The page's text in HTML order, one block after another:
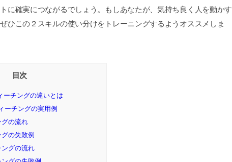
に確実につながるでしょう。もしあなたが、気持ち良く人を動かす
ひこの２スキルの使い分けをトレーニングするようオススメしま
目次
チングの違いとは
ーチングの実用例
グの流れ
の失敗例
ングの流れ